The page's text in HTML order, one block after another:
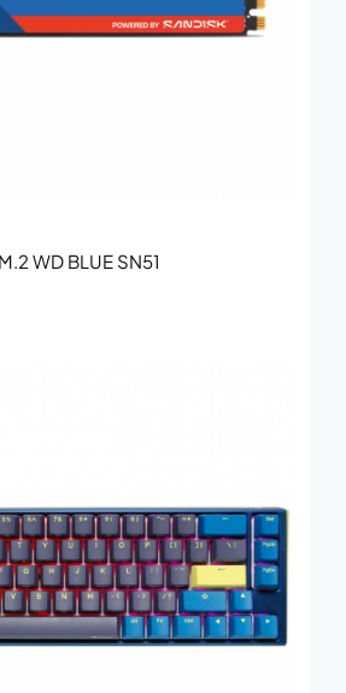
WD BLUE SN51